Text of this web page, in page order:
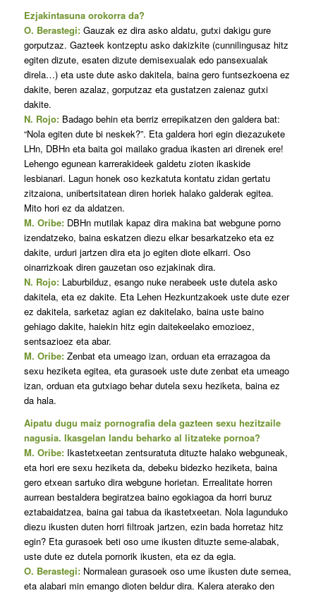
Ezjakintasuna orokorra da?
O. Berastegi:Gauzak ez dira asko aldatu, gutxi dakigu gure
gorputzaz. Gazteek kontzeptu asko dakizkite (cunnilingusaz hitz
egiten dizute, esaten dizute demisexualak edo pansexualak
direla…) eta uste dute asko dakitela, baina gero funtsezkoena ez
dakite, beren azalaz, gorputzaz eta gustatzen zaienaz gutxi
dakite.
N. Rojo:Badago behin eta berriz errepikatzen den galdera bat:
“Nola egiten dute bi neskek?”. Eta galdera hori egin diezazukete
LHn, DBHn eta baita goi mailako gradua ikasten ari direnek ere!
Lehengo egunean karrerakideek galdetu zioten ikaskide
lesbianari. Lagun honek oso kezkatuta kontatu zidan gertatu
zitzaiona, unibertsitatean diren horiek halako galderak egitea.
Mito hori ez da aldatzen.
M. Oribe:DBHn mutilak kapaz dira makina bat webgune porno
izendatzeko, baina eskatzen diezu elkar besarkatzeko eta ez
dakite, urduri jartzen dira eta jo egiten diote elkarri. Oso
oinarrizkoak diren gauzetan oso ezjakinak dira.
N. Rojo:Laburbilduz, esango nuke nerabeek uste dutela asko
dakitela, eta ez dakite. Eta Lehen Hezkuntzakoek uste dute ezer
ez dakitela, sarketaz agian ez dakitelako, baina uste baino
gehiago dakite, haiekin hitz egin daitekeelako emozioez,
sentsazioez eta abar.
M. Oribe:Zenbat eta umeago izan, orduan eta errazagoa da
sexu heziketa egitea, eta gurasoek uste dute zenbat eta umeago
izan, orduan eta gutxiago behar dutela sexu heziketa, baina ez
da hala.
Aipatu dugu maiz pornografia dela gazteen sexu hezitzaile
nagusia. Ikasgelan landu beharko al litzateke pornoa?
M. Oribe:Ikastetxeetan zentsuratuta dituzte halako webguneak,
eta hori ere sexu heziketa da, debeku bidezko heziketa, baina
gero etxean sartuko dira webgune horietan. Errealitate horren
aurrean bestaldera begiratzea baino egokiagoa da horri buruz
eztabaidatzea, baina gai tabua da ikastetxeetan. Nola lagunduko
diezu ikusten duten horri filtroak jartzen, ezin bada horretaz hitz
egin? Eta gurasoek beti oso ume ikusten dituzte seme-alabak,
uste dute ez dutela pornorik ikusten, eta ez da egia.
O. Berastegi:Normalean gurasoek oso ume ikusten dute semea,
eta alabari min emango dioten beldur dira. Kalera aterako den